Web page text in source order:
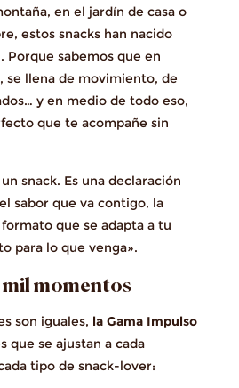
en el jardín de casa o
estos snacks han nacido
Porque sabemos que en
se llena de movimiento, de
y en medio de todo eso,
que te acompañe sin
snack. Es una declaración
sabor que va contigo, la
que se adapta a tu
para lo que venga».
momentos
son iguales, la Gama Impulso
que se ajustan a cada
tipo de snack-lover: